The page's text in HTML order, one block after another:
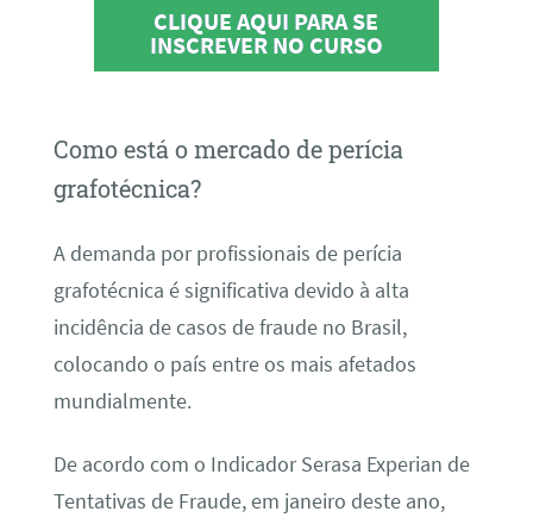
CLIQUE AQUI PARA SE
INSCREVER NO CURSO
Como está o mercado de perícia
grafotécnica?
A demanda por profissionais de perícia
grafotécnica é significativa devido à alta
incidência de casos de fraude no Brasil,
colocando o país entre os mais afetados
mundialmente.
De acordo com o Indicador Serasa Experian de
Tentativas de Fraude, em janeiro deste ano,